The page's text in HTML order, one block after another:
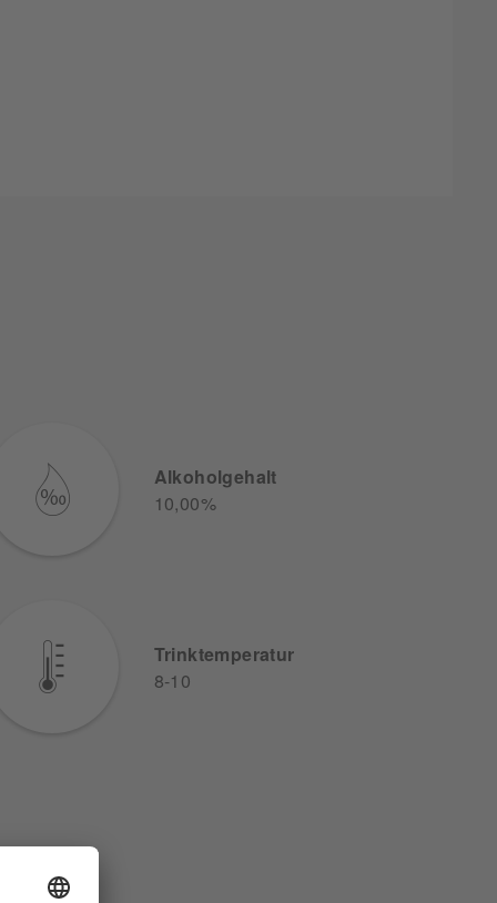
Alkoholgehalt
10,00%
Trinktemperatur
8-10